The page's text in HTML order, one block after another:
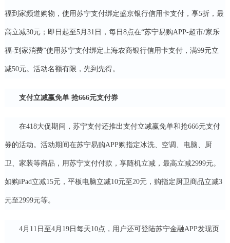
福到家频道购物，使用苏宁支付绑定盛京银行信用卡支付，享5折，最
高立减30元；即日起至5月31日，每日8点在“苏宁易购APP-超市/家乐
福-到家消费”使用苏宁支付绑定上海农商银行信用卡支付，满99元立
减50元。活动名额有限，先到先得。
支付立减赢免单 抢666元支付券
在418大促期间，苏宁支付还推出支付立减赢免单和抢666元支付
券的活动。活动期间在苏宁易购APP购指定冰洗、空调、电脑、厨
卫、家装等商品，用苏宁支付付款，享随机立减，最高立减2999元。
如购iPad立减15元，平板电脑立减10元至20元，购指定厨卫商品立减3
元至2999元等。
4月11日至4月19日每天10点，用户还可登陆苏宁金融APP发现页